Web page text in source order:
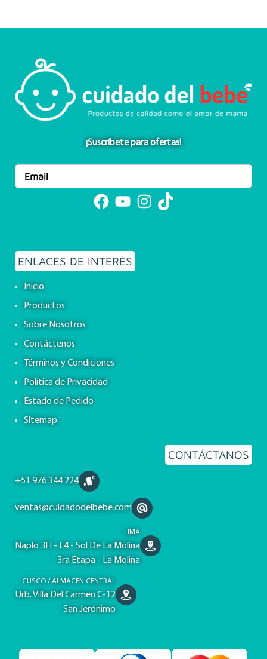
¡Suscríbete para ofertas!
Facebook
YouTube
Instagram
TikTok
ENLACES DE INTERÉS
Inicio
Productos
Sobre Nosotros
Contáctenos
Términos y Condiciones
Política de Privacidad
Estado de Pedido
Sitemap
CONTÁCTANOS
+51 976 344 224
ventas@cuidadodelbebe.com
LIMA
Naplo 3H - L4 - Sol De La Molina
3ra Etapa - La Molina
CUSCO / ALMACEN CENTRAL
Urb. Villa Del Carmen C-12
San Jerónimo